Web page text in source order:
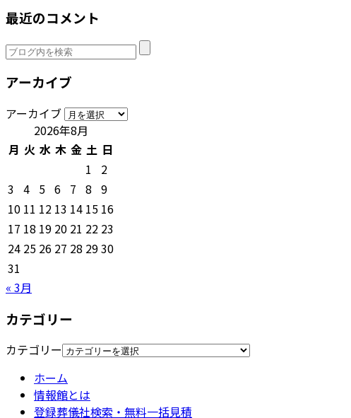
最近のコメント
アーカイブ
アーカイブ
2026年8月
月 火 水 木 金 土 日
1
2
3 4 5 6 7 8 9
10 11 12 13 14 15 16
17 18 19 20 21 22 23
24 25 26 27 28 2930
31
« 3月
カテゴリー
カテゴリー
ホーム
情報館とは
登録葬儀社検索・無料一括見積